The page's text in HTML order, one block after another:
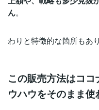
ん。
わりと特徴的な箇所もあ
この販売方法はコ
ウハウをそのまま使